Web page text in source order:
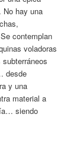
No hay una
contemplan
voladoras
desde
y una
material a
siendo